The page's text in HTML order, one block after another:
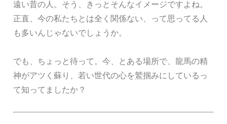
遠い昔の人。そう、きっとそんなイメージですよね。
正直、今の私たちとは全く関係ない、って思ってる人
も多いんじゃないでしょうか。
でも、ちょっと待って。今、とある場所で、龍馬の精
神がアツく蘇り、若い世代の心を鷲掴みにしているっ
て知ってましたか？